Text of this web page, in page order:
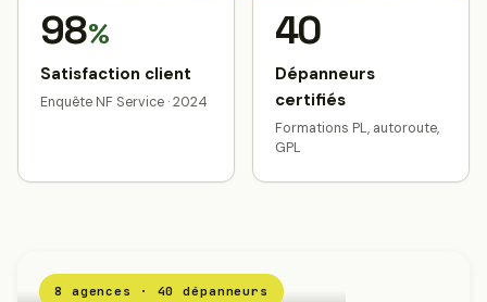
98%
Satisfaction client
Enquête NF Service · 2024
40
Dépanneurs
certifiés
Formations PL, autoroute,
GPL
8 agences · 40 dépanneurs